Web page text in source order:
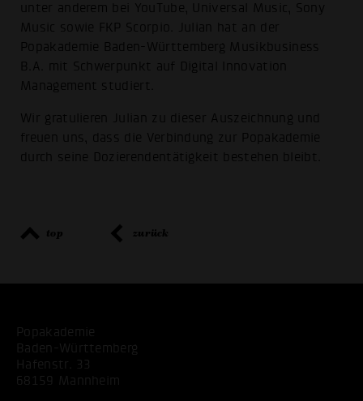
unter anderem bei YouTube, Universal Music, Sony
Music sowie FKP Scorpio. Julian hat an der
Popakademie Baden-Württemberg Musikbusiness
B.A. mit Schwerpunkt auf Digital Innovation
Management studiert.
Wir gratulieren Julian zu dieser Auszeichnung und
freuen uns, dass die Verbindung zur Popakademie
durch seine Dozierendentätigkeit bestehen bleibt.
top zurück
Popakademie
Baden-Württemberg
Hafenstr. 33
68159 Mannheim